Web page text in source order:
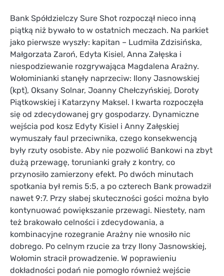
Bank Spółdzielczy Sure Shot rozpoczął nieco inną
piątką niż bywało to w ostatnich meczach. Na parkiet
jako pierwsze wyszły: kapitan – Ludmiła Zdzisińska,
Małgorzata Zaroń, Edyta Kisiel, Anna Załęska i
niespodziewanie rozgrywająca Magdalena Arażny.
Wołominianki stanęły naprzeciw: Ilony Jasnowskiej
(kpt), Oksany Solnar, Joanny Chełczyńskiej, Doroty
Piątkowskiej i Katarzyny Maksel. I kwarta rozpoczęła
się od zdecydowanej gry gospodarzy. Dynamiczne
wejścia pod kosz Edyty Kisiel i Anny Załęskiej
wymuszały faul przeciwnika, czego konsekwencją
były rzuty osobiste. Aby nie pozwolić Bankowi na zbyt
dużą przewagę, torunianki grały z kontry, co
przynosiło zamierzony efekt. Po dwóch minutach
spotkania był remis 5:5, a po czterech Bank prowadził
nawet 9:7. Przy słabej skuteczności gości można było
kontynuować powiększanie przewagi. Niestety, nam
też brakowało celności i zdecydowania, a
kombinacyjne rozegranie Arażny nie wnosiło nic
dobrego. Po celnym rzucie za trzy Ilony Jasnowskiej,
Wołomin stracił prowadzenie. W poprawieniu
dokładności podań nie pomogło również wejście